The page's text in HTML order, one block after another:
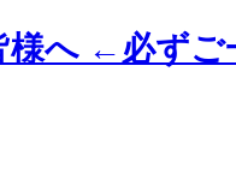
様へ ←必ずご